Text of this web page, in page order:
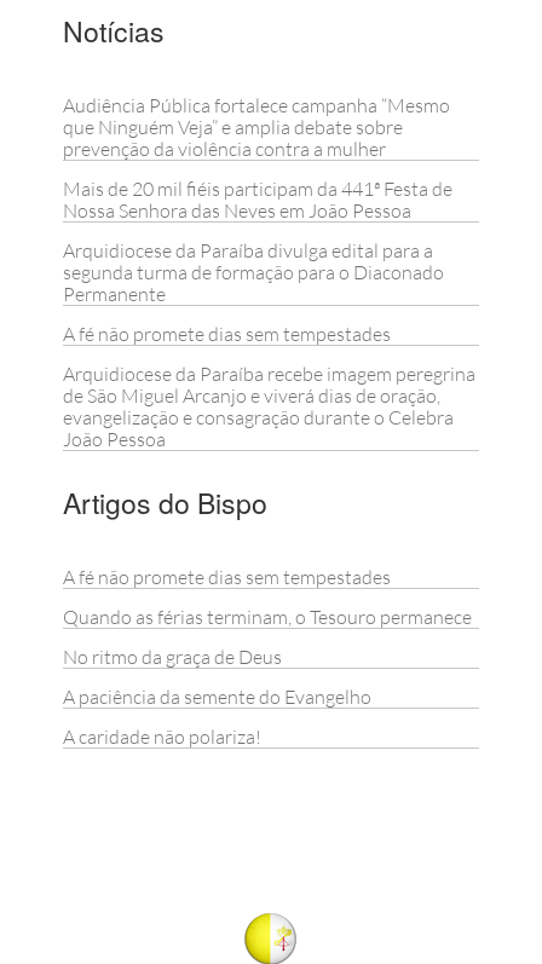
Notícias
Audiência Pública fortalece campanha “Mesmo
que Ninguém Veja” e amplia debate sobre
prevenção da violência contra a mulher
Mais de 20 mil fiéis participam da 441ª Festa de
Nossa Senhora das Neves em João Pessoa
Arquidiocese da Paraíba divulga edital para a
segunda turma de formação para o Diaconado
Permanente
A fé não promete dias sem tempestades
Arquidiocese da Paraíba recebe imagem peregrina
de São Miguel Arcanjo e viverá dias de oração,
evangelização e consagração durante o Celebra
João Pessoa
Artigos do Bispo
A fé não promete dias sem tempestades
Quando as férias terminam, o Tesouro permanece
No ritmo da graça de Deus
A paciência da semente do Evangelho
A caridade não polariza!